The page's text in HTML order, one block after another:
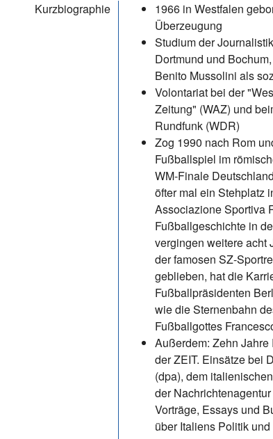
Kurzbiographie
1966 in Westfalen
Überzeugung
Studium der
Dortmund und
Benito Mussolini als
Volontariat bei der
Zeitung" (WAZ) und
Rundfunk (WDR)
Zog 1990 nach Rom
Fußballspiel im
WM-Finale
öfter mal ein Stehplatz
Associazione Sportiva
Fußballgeschichte in
vergingen weitere acht
der famosen SZ-
geblieben, hat die
Fußballpräsidenten
wie die Sternenbahn
Fußballgottes
Außerdem: Zehn
der ZEIT. Einsätze bei
(dpa), dem
der
Vorträge, Essays und
über Italiens Politik